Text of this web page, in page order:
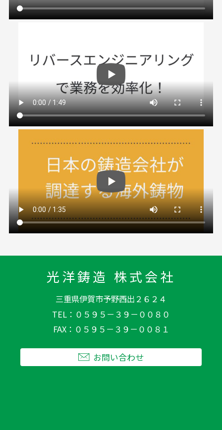
光洋鋳造 株式会社
三重県伊賀市予野西出２６２４
TEL
０５９５－３９－００８０
FAX
０５９５－３９－００８１
お問い合わせ